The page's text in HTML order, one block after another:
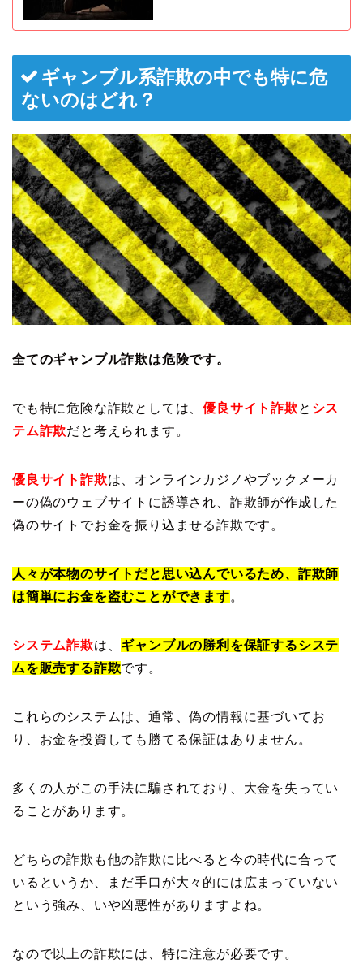
ギャンブル系詐欺の中でも特に危
ないのはどれ？
全てのギャンブル詐欺は危険です。
でも特に危険な詐欺としては、優良サイト詐欺と シス
テム詐欺だと考えられます。
優良サイト詐欺は、オンラインカジノやブックメーカ
ーの偽のウェブサイトに誘導され、詐欺師が作成した
偽のサイトでお金を振り込ませる詐欺です。
人々が本物のサイトだと思い込んでいるため、詐欺師
は簡単にお金を盗むことができます。
システム詐欺は、 ギャンブルの勝利を保証するシステ
ムを販売する詐欺です。
これらのシステムは、通常、偽の情報に基づいてお
り、お金を投資しても勝てる保証はありません。
多くの人がこの手法に騙されており、大金を失ってい
ることがあります。
どちらの詐欺も他の詐欺に比べると今の時代に合って
いるというか、まだ手口が大々的には広まっていない
という強み、いや凶悪性がありますよね。
なので以上の詐欺には、特に注意が必要です。